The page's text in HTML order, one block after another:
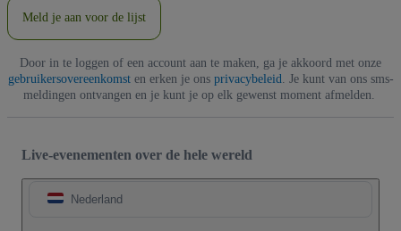
Meld je aan voor de lijst
Door in te loggen of een account aan te maken, ga je akkoord met onze
gebruikersovereenkomsten erken je ons privacybeleid. Je kunt van ons sms-
meldingen ontvangen en je kunt je op elk gewenst moment afmelden.
Live-evenementen over de hele wereld
Nederland